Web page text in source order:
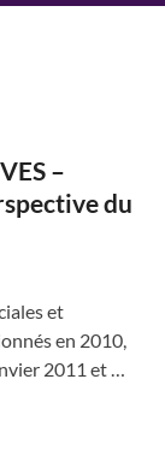
–
du
et
en 2010,
2011 et …